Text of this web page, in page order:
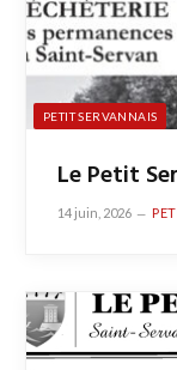
PETIT SERVANNAIS
Le Petit
14 juin, 2026